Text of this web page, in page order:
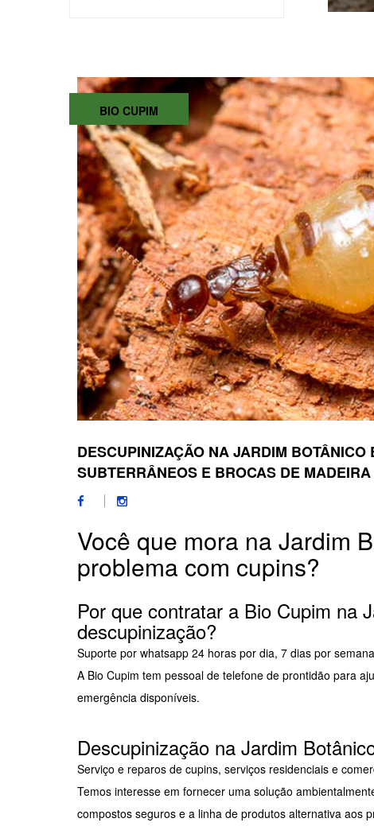
BIO CUPIM
DESCUPINIZAÇÃO NA JARDIM
SUBTERRÂNEOS E BROCAS DE MADEIRA
Você que mora na Jardim
problema com cupins?
Por que contratar a Bio Cupim na
descupinização?
Suporte por whatsapp 24 horas por dia, 7 dias por
A Bio Cupim tem pessoal de telefone de prontidão para
emergência disponíveis.
Descupinização na Jardim
Serviço e reparos de cupins, serviços residenciais e
Temos interesse em fornecer uma solução
compostos seguros e a linha de produtos alternativa aos